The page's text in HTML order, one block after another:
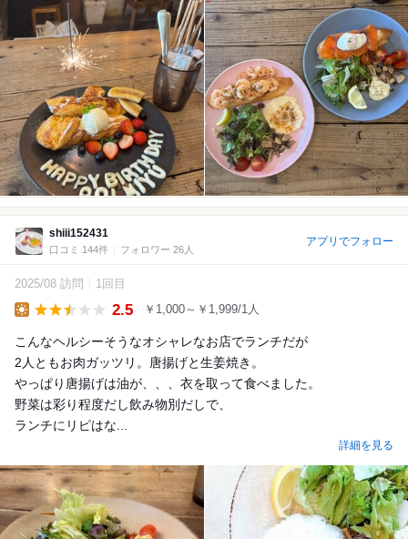
shiii152431
口コミ 144件 フォロワー 26人
アプリでフォロー
2025/08 訪問 1回目
2.5 ￥1,000～￥1,999/1人
こんなヘルシーそうなオシャレなお店でランチだが
2人ともお肉ガッツリ。唐揚げと生姜焼き。
やっぱり唐揚げは油が、、、衣を取って食べました。
野菜は彩り程度だし飲み物別だしで、
ランチにリピはな...
詳細を見る